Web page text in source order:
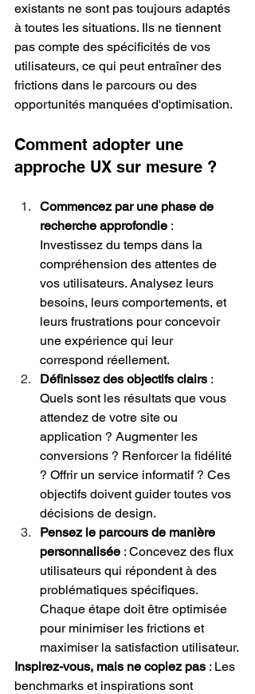
existants ne sont pas toujours adaptés
à toutes les situations. Ils ne tiennent
pas compte des spécificités de vos
utilisateurs, ce qui peut entraîner des
frictions dans le parcours ou des
opportunités manquées d'optimisation.
Comment adopter une
approche UX sur mesure ?
Commencez par une phase de
recherche approfondie :
Investissez du temps dans la
compréhension des attentes de
vos utilisateurs. Analysez leurs
besoins, leurs comportements, et
leurs frustrations pour concevoir
une expérience qui leur
correspond réellement.
Définissez des objectifs clairs :
Quels sont les résultats que vous
attendez de votre site ou
application ? Augmenter les
conversions ? Renforcer la fidélité
? Offrir un service informatif ? Ces
objectifs doivent guider toutes vos
décisions de design.
Pensez le parcours de manière
personnalisée : Concevez des flux
utilisateurs qui répondent à des
problématiques spécifiques.
Chaque étape doit être optimisée
pour minimiser les frictions et
maximiser la satisfaction utilisateur.
Inspirez-vous, mais ne copiez pas : Les
benchmarks et inspirations sont